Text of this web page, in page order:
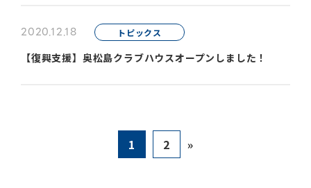
2020.12.18 トピックス
【復興支援】奥松島クラブハウスオープンしました！
1 2 »